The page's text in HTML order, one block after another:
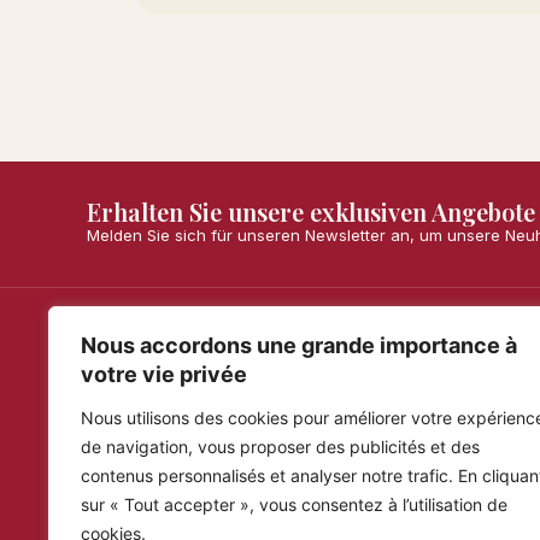
Nous accordons une grande importance à
votre vie privée
Nous utilisons des cookies pour améliorer votre
de navigation, vous proposer des publicités et des
contenus personnalisés et analyser notre trafic. En
sur « Tout accepter », vous consentez à l’utilisation de
cookies.
Erhalten Sie unsere exklusiven Angebote
Melden Sie sich für unseren Newsletter an, um unsere
Maria Simona
hergestellt, garantiert mit 100 % spanischen
und natürlichen Zutaten.
Zufrieden
Häufig